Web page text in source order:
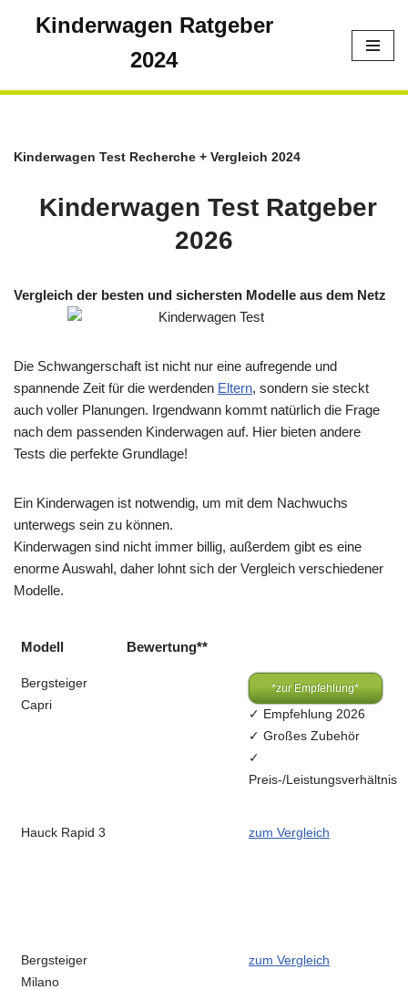
springen
Kinderwagen Ratgeber
2024
Kinderwagen Test Recherche + Vergleich 2024
Kinderwagen Test Ratgeber
2026
Vergleich der besten und sichersten Modelle aus dem Netz
Die Schwangerschaft ist nicht nur eine aufregende und
spannende Zeit für die werdenden Eltern, sondern sie steckt
auch voller Planungen. Irgendwann kommt natürlich die Frage
nach dem passenden Kinderwagen auf. Hier bieten andere
Tests die perfekte Grundlage!
Ein Kinderwagen ist notwendig, um mit dem Nachwuchs
unterwegs sein zu können.
Kinderwagen sind nicht immer billig, außerdem gibt es eine
enorme Auswahl, daher lohnt sich der Vergleich verschiedener
Modelle.
Modell Bewertung**
Bergsteiger
Capri
*zur Empfehlung*
✓ Empfehlung 2026
✓ Großes Zubehör
✓
Preis-/Leistungsverhältnis
Hauck Rapid 3 zum Vergleich
Bergsteiger
Milano
zum Vergleich